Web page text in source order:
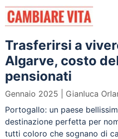
Vai
contenuto
Trasferirsi a
Algarve, costo
pensionati
Gennaio 2025
Gianluca
Portogallo: un paese
destinazione perfetta per
tutti coloro che sognano di